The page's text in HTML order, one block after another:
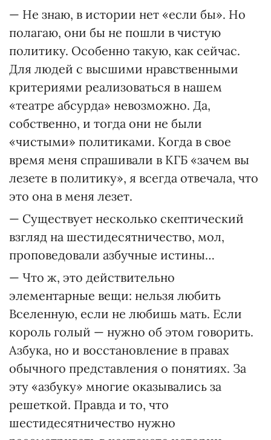
— Не знаю, в истории нет «если бы». Но
полагаю, они бы не пошли в чистую
политику. Особенно такую, как сейчас.
Для людей с высшими нравственными
критериями реализоваться в нашем
«театре абсурда» невозможно. Да,
собственно, и тогда они не были
«чистыми» политиками. Когда в свое
время меня спрашивали в КГБ «зачем вы
лезете в политику», я всегда отвечала, что
это она в меня лезет.
— Существует несколько скептический
взгляд на шестидесятничество, мол,
проповедовали азбучные истины…
— Что ж, это действительно
элементарные вещи: нельзя любить
Вселенную, если не любишь мать. Если
король голый — нужно об этом говорить.
Азбука, но и восстановление в правах
обычного представления о понятиях. За
эту «азбуку» многие оказывались за
решеткой. Правда и то, что
шестидесятничество нужно